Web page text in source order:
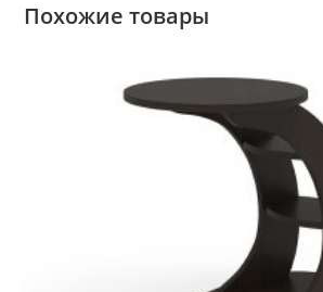
Похожие товары